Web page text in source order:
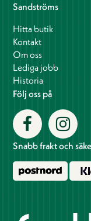
Sandströms
Hitta butik
Kontakt
Om oss
Lediga jobb
Historia
Följ oss på
Snabb frakt och